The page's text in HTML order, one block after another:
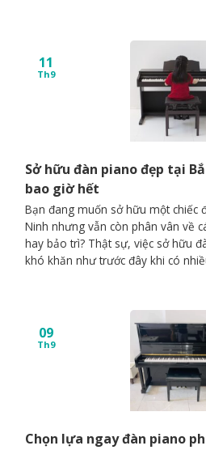
Sở hữu đàn piano đẹp tại
bao giờ hết
Bạn đang muốn sở hữu một chiếc
Ninh nhưng vẫn còn phân vân về
hay bảo trì? Thật sự, việc sở hữu
khó khăn như trước đây khi có
11
Th9
Chọn lựa ngay đàn piano
09
Th9